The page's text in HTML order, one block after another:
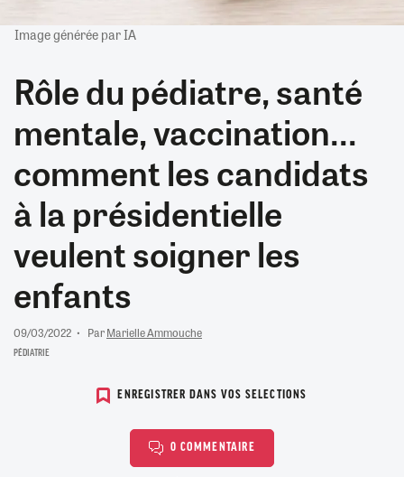
Image générée par IA
Rôle du pédiatre, santé
mentale, vaccination...
comment les candidats
à la présidentielle
veulent soigner les
enfants
09/03/2022 ParMarielle Ammouche
PÉDIATRIE
ENREGISTRER DANS VOS SELECTIONS
0 COMMENTAIRE